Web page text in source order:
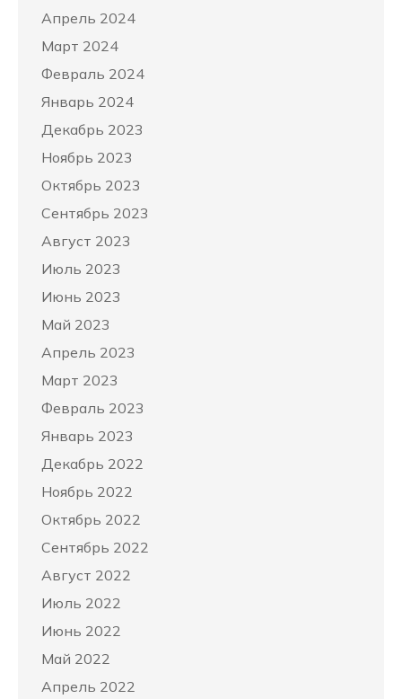
Апрель 2024
Март 2024
Февраль 2024
Январь 2024
Декабрь 2023
Ноябрь 2023
Октябрь 2023
Сентябрь 2023
Август 2023
Июль 2023
Июнь 2023
Май 2023
Апрель 2023
Март 2023
Февраль 2023
Январь 2023
Декабрь 2022
Ноябрь 2022
Октябрь 2022
Сентябрь 2022
Август 2022
Июль 2022
Июнь 2022
Май 2022
Апрель 2022